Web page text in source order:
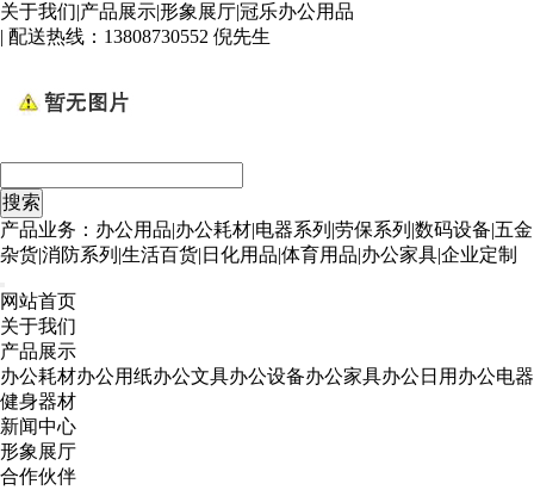
关于我们|产品展示|形象展厅|冠乐办公用品
| 配送热线： 13808730552 倪先生
产品业务：办公用品|办公耗材|电器系列|劳保系列|数码设备|五金
杂货|消防系列|生活百货|日化用品|体育用品|办公家具|企业定制
网站首页
关于我们
产品展示
办公耗材办公用纸办公文具办公设备办公家具办公日用 办公电器
健身器材
新闻中心
形象展厅
合作伙伴